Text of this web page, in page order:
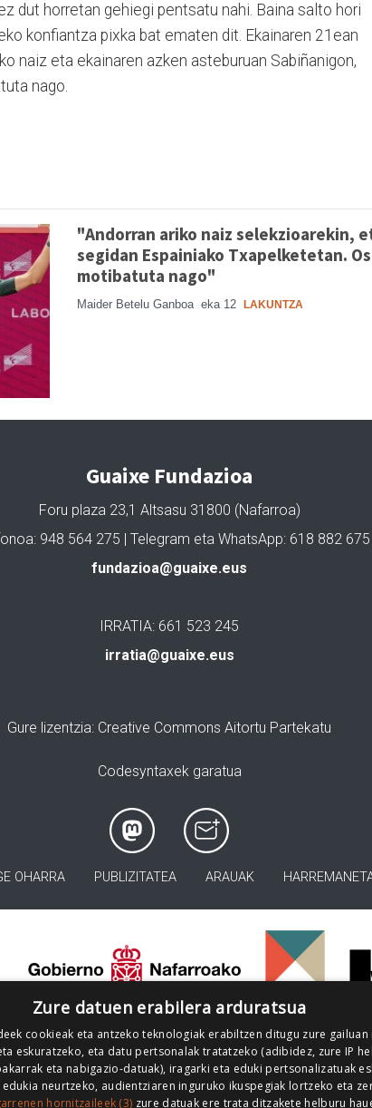
dut horretan gehiegi pentsatu nahi. Baina salto hori
konfiantza pixka bat ematen dit. Ekainaren 21ean
naiz eta ekainaren azken asteburuan Sabiñanigon,
nago.
"Andorran ariko naiz selekzioarekin,
segidan Espainiako Txapelketetan.
motibatuta nago"
Maider Betelu Ganboa eka 12 LAKUNTZA
Guaixe Fundazioa
Foru plaza 23,1 Altsasu 31800 (Nafarroa)
948 564 275 | Telegram eta WhatsApp: 618 882 675
fundazioa@guaixe.eus
IRRATIA: 661 523 245
irratia@guaixe.eus
Gure lizentzia: Creative Commons Aitortu Partekatu
Codesyntaxek garatua
OHARRA PUBLIZITATEA ARAUAK
Zure datuen erabilera arduratsua
cookieak eta antzeko teknologiak erabiltzen ditugu zure
eskuratzeko, eta datu pertsonalak tratatzeko (adibidez, zure IP
eta nabigazio-datuak), iragarki eta eduki pertsonalizatuak
neurtzeko, audientziaren inguruko ikuspegiak lortzeko eta
hornitzaileek (3) zure datuak ere trata ditzakete helburu